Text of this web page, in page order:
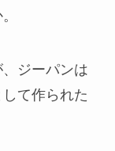
ジーパンは
て作られた